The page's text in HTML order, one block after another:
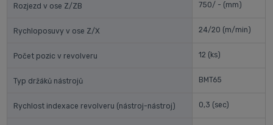
Rozjezd v ose Z/ZB 750/ - (mm)
Rychloposuvy v ose Z/X 24/20 (m/min)
Počet pozic v revolveru 12 (ks)
Typ držáků nástrojů BMT65
Rychlost indexace revolveru (nástroj-nástroj) 0,3 (sec)